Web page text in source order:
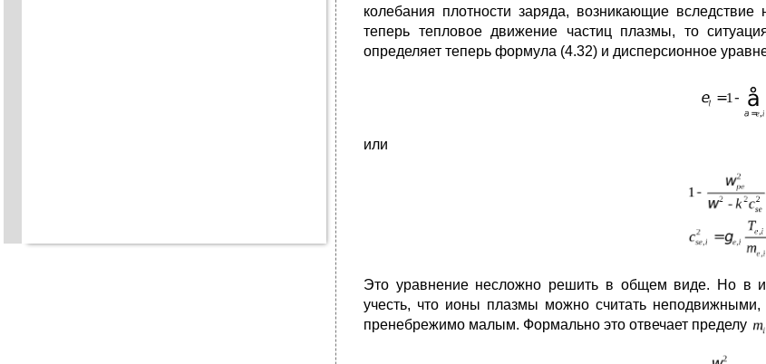
колебания плотности заряда, возникающие
теперь тепловое движение частиц плазмы, то
определяет теперь формула (4.32) и дисперсионное
или
Это уравнение несложно решить в общем виде. Но в
учесть, что ионы плазмы можно считать
пренебрежимо малым. Формально это отвечает пределу